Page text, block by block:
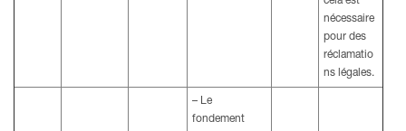
nécessaire
pour des
réclamatio
ns légales.
– Le
fondement